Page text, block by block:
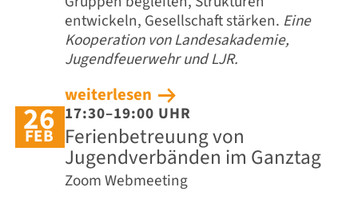
entwickeln, Gesellschaft stärken. Eine
Kooperation von Landesakademie,
Jugendfeuerwehr und LJR.
weiterlesen
26
FEB
17:30–19:00 UHR
Ferienbetreuung von
Jugendverbänden im Ganztag
Zoom Webmeeting